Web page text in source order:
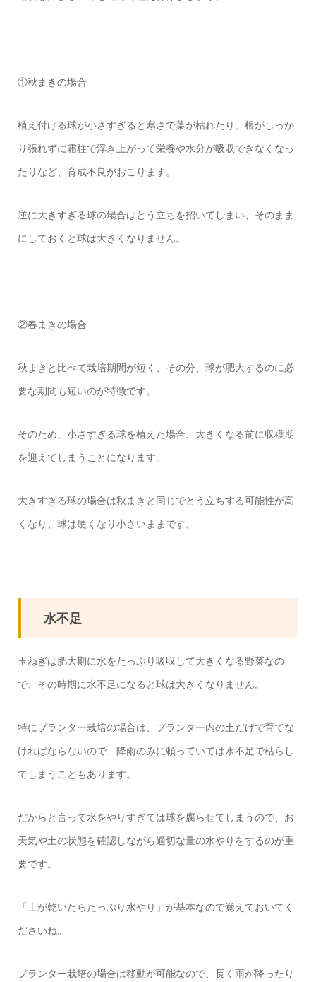
①秋まきの場合
植え付ける球が小さすぎると寒さで葉が枯れたり、根がしっか
り張れずに霜柱で浮き上がって栄養や水分が吸収できなくなっ
たりなど、育成不良がおこります。
逆に大きすぎる球の場合はとう立ちを招いてしまい、そのまま
にしておくと球は大きくなりません。
②春まきの場合
秋まきと比べて栽培期間が短く、その分、球が肥大するのに必
要な期間も短いのが特徴です。
そのため、小さすぎる球を植えた場合、大きくなる前に収穫期
を迎えてしまうことになります。
大きすぎる球の場合は秋まきと同じでとう立ちする可能性が高
くなり、球は硬くなり小さいままです。
水不足
玉ねぎは肥大期に水をたっぷり吸収して大きくなる野菜なの
で、その時期に水不足になると球は大きくなりません。
特にプランター栽培の場合は、プランター内の土だけで育てな
ければならないので、降雨のみに頼っていては水不足で枯らし
てしまうこともあります。
だからと言って水をやりすぎては球を腐らせてしまうので、お
天気や土の状態を確認しながら適切な量の水やりをするのが重
要です。
「土が乾いたらたっぷり水やり」が基本なので覚えておいてく
ださいね。
プランター栽培の場合は移動が可能なので、長く雨が降ったり